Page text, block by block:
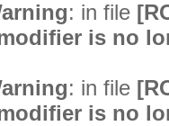
: in file
is no
: in file
is no